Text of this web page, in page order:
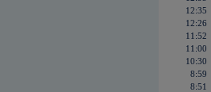
12:35
12:26
11:52
11:00
10:30
8:59
8:51